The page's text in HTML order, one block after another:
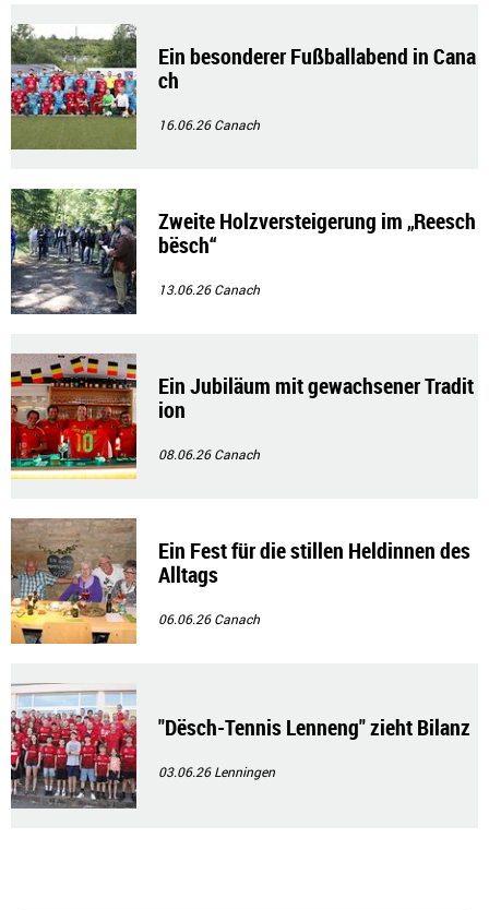
Ein besonderer Fußballabend in Cana
ch
16.06.26Canach
Zweite Holzversteigerung im „Reesch
bësch“
13.06.26Canach
Ein Jubiläum mit gewachsener Tradit
ion
08.06.26Canach
Ein Fest für die stillen Heldinnen des
Alltags
06.06.26Canach
"Dësch-Tennis Lenneng" zieht Bilanz
03.06.26Lenningen